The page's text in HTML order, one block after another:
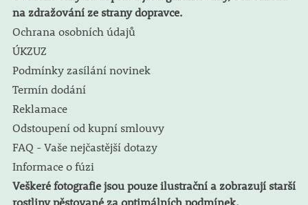
na zdražování ze strany dopravce.
Ochrana osobních údajů
ÚKZUZ
Podmínky zasílání novinek
Termín dodání
Reklamace
Odstoupení od kupní smlouvy
FAQ - Vaše nejčastější dotazy
Informace o fúzi
Veškeré fotografie jsou pouze ilustrační a zobrazují starší
rostliny pěstované za optimálních podmínek.